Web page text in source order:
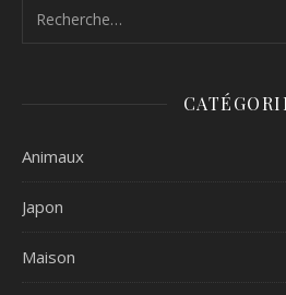
Animaux
Japon
Maison